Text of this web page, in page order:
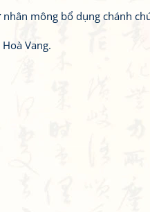
nhân mông bổ dụng chánh
Vang.